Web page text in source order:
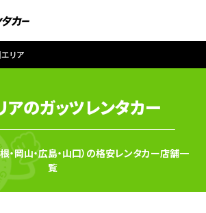
リア
アのガッツレンタカー
・岡山・広島・山口）の格安レンタカー店舗一
覧